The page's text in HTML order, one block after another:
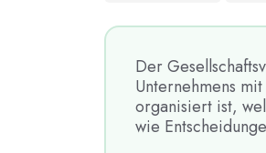
Der
Unternehmens
organisiert ist,
wie